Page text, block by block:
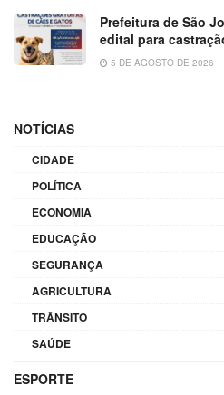
Prefeitura de São
edital para
5 DE AGOSTO DE 2026
NOTÍCIAS
CIDADE
POLÍTICA
ECONOMIA
EDUCAÇÃO
SEGURANÇA
AGRICULTURA
TRÂNSITO
SAÚDE
ESPORTE